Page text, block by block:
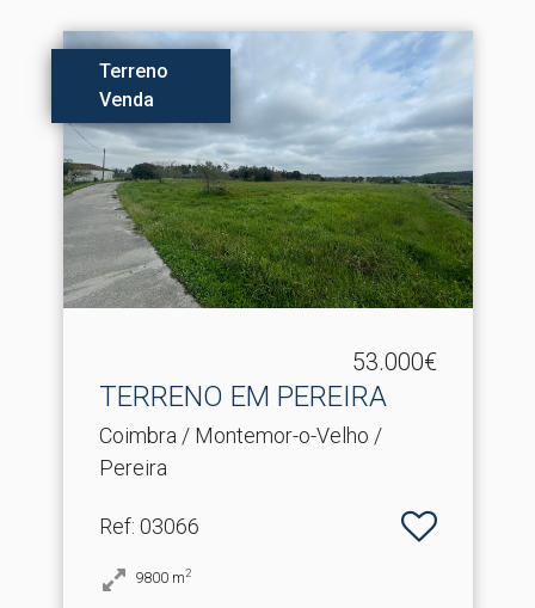
Terreno
Venda
53.000€
TERRENO EM PEREIRA
Coimbra / Montemor-o-Velho /
Pereira
Ref: 03066
9800 m2